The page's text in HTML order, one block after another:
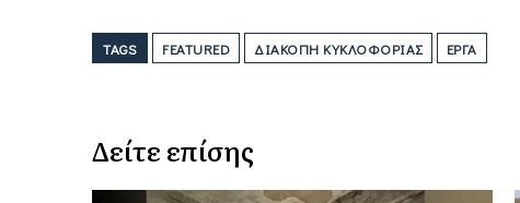
TAGS FEATURED ΔΙΑΚΟΠΉ ΚΥΚΛΟΦΟΡΊΑΣ ΈΡΓΑ
Δείτε επίσης